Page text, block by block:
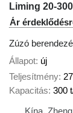
Liming 20-
Ár
Zúzó
Állapot új
Teljesítmény
Kapacitás 300